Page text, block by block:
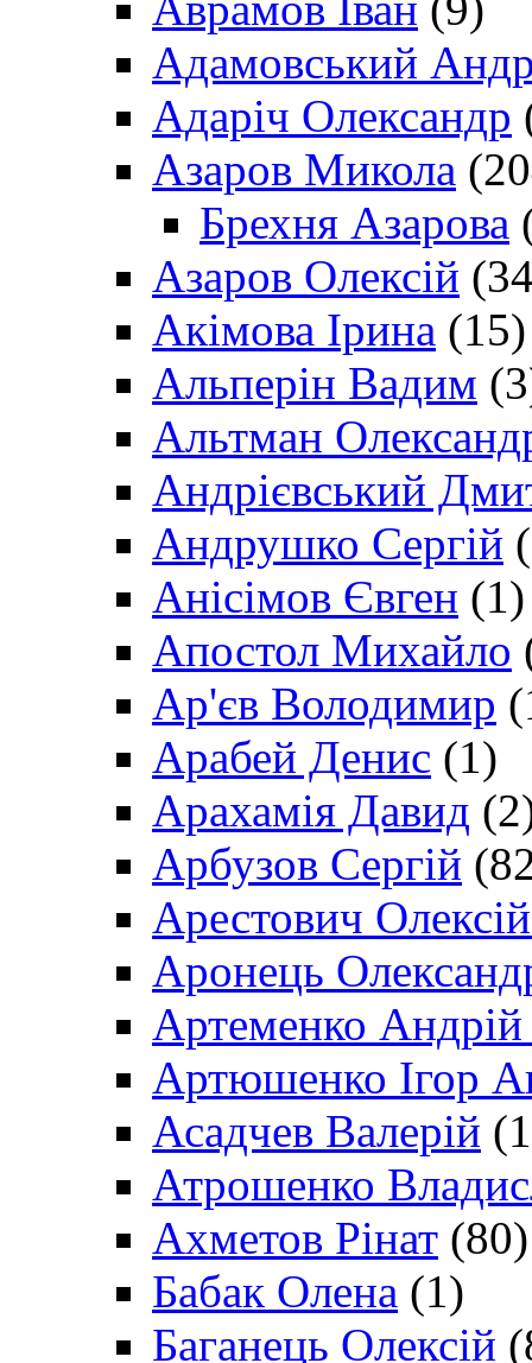
Адамовський
Адаріч Олександр
Азаров Микола
Брехня Азарова
Азаров Олексій
Акімова Ірина (15)
Альперін Вадим
Альтман
Андрієвський
Андрушко Сергій
Анісімов Євген (1)
Апостол Михайло
Ар'єв Володимир
Арабей Денис (1)
Арахамія Давид
Арбузов Сергій
Арестович
Аронець
Артеменко Андрій
Артюшенко Ігор
Асадчев Валерій
Атрошенко
Ахметов Рінат (80)
Бабак Олена (1)
Баганець Олексій